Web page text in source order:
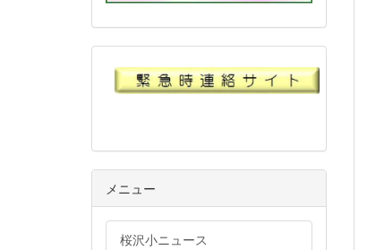
メニュー
桜沢小ニュース